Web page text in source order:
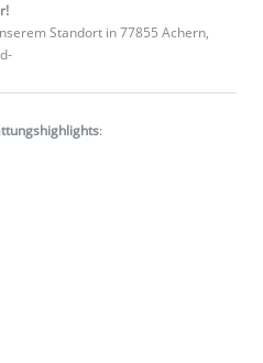
Standort in 77855 Achern,
: